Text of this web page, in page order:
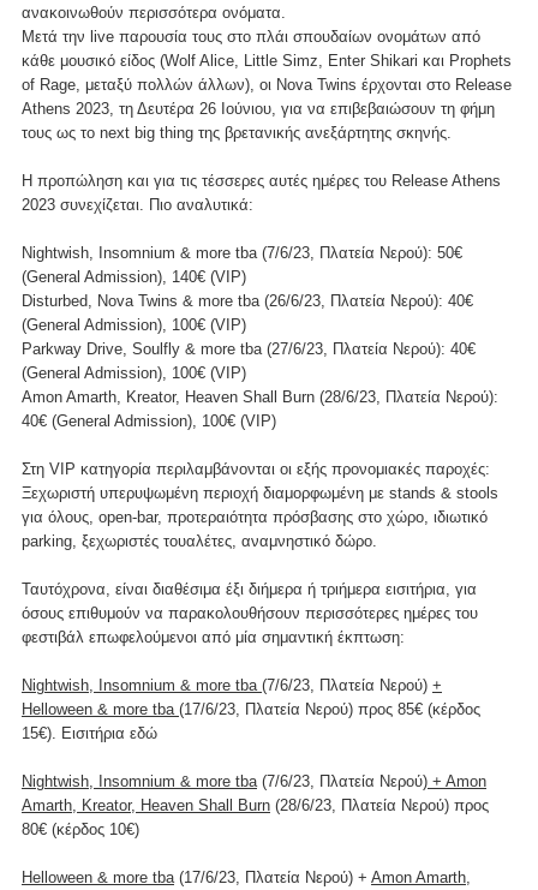
ανακοινωθούν περισσότερα ονόματα.
Μετά την live παρουσία τους στο πλάι σπουδαίων ονομάτων από
κάθε μουσικό είδος (Wolf Alice, Little Simz, Enter Shikari και Prophets
of Rage, μεταξύ πολλών άλλων), οι Nova Twins έρχονται στο Release
Athens 2023, τη Δευτέρα 26 Ιούνιου, για να επιβεβαιώσουν τη φήμη
τους ως το next big thing της βρετανικής ανεξάρτητης σκηνής.
H προπώληση και για τις τέσσερες αυτές ημέρες του Release Athens
2023 συνεχίζεται. Πιο αναλυτικά:
Nightwish, Insomnium & more tba (7/6/23, Πλατεία Νερού): 50€
(General Admission), 140€ (VIP)
Disturbed, Nova Twins & more tba (26/6/23, Πλατεία Νερού): 40€
(General Admission), 100€ (VIP)
Parkway Drive, Soulfly & more tba (27/6/23, Πλατεία Νερού): 40€
(General Admission), 100€ (VIP)
Amon Amarth, Kreator, Heaven Shall Burn (28/6/23, Πλατεία Νερού):
40€ (General Admission), 100€ (VIP)
Στη VIP κατηγορία περιλαμβάνονται οι εξής προνομιακές παροχές:
Ξεχωριστή υπερυψωμένη περιοχή διαμορφωμένη με stands & stools
για όλους, οpen-bar, προτεραιότητα πρόσβασης στο χώρο, ιδιωτικό
parking, ξεχωριστές τουαλέτες, αναμνηστικό δώρο.
Ταυτόχρονα, είναι διαθέσιμα έξι διήμερα ή τριήμερα εισιτήρια, για
όσους επιθυμούν να παρακολουθήσουν περισσότερες ημέρες του
φεστιβάλ επωφελούμενοι από μία σημαντική έκπτωση:
Nightwish, Insomnium & more tba (7/6/23, Πλατεία Νερού) +
Helloween & more tba (17/6/23, Πλατεία Νερού) προς 85€ (κέρδος
15€). Εισιτήρια εδώ
Nightwish, Insomnium & more tba(7/6/23, Πλατεία Νερού) + Amon
Amarth, Kreator, Heaven Shall Burn (28/6/23, Πλατεία Νερού) προς
80€ (κέρδος 10€)
Helloween & more tba(17/6/23, Πλατεία Νερού) + Amon Amarth,